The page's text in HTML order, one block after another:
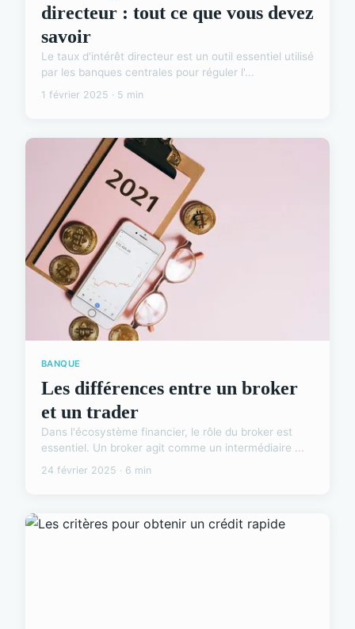
directeur : tout ce que vous devez
savoir
Le taux d'intérêt directeur est un outil essentiel utilisé
par les banques centrales pour réguler l'...
1 février 2025 · 5 min
BANQUE
Les différences entre un broker
et un trader
Dans l'écosystème financier, le rôle du broker est
essentiel. Un broker agit comme un intermédiaire ...
24 février 2025 · 6 min